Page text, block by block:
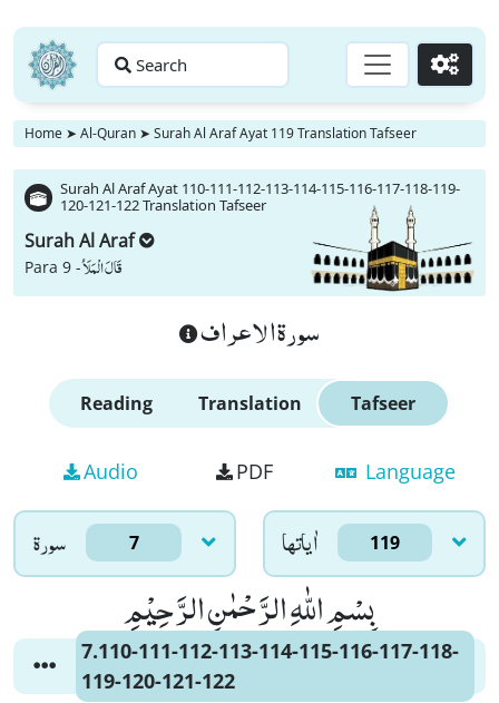
Search Go
Home ➤ Al-Quran ➤ Surah Al Araf Ayat 119 Translation Tafseer
Surah Al Araf Ayat 110-111-112-113-114-115-116-117-118-119-
120-121-122 Translation Tafseer
Surah Al Araf
Para 9 -قَالَ الْمَلَاُ
سورة الاعراف
Reading Translation Tafseer
Audio PDF Language
سورۃ 7 اٰياتها 119
بِسْمِ اللّٰهِ الرَّحْمٰنِ الرَّحِیْمِ
7.110-111-112-113-114-115-116-117-118-
119-120-121-122